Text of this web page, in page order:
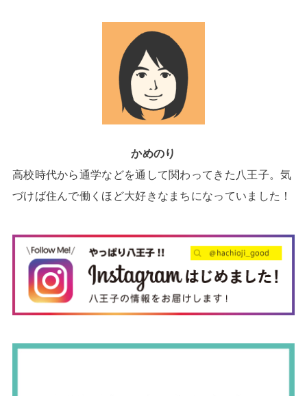
かめのり
高校時代から通学などを通して関わってきた八王子。気
づけば住んで働くほど大好きなまちになっていました！